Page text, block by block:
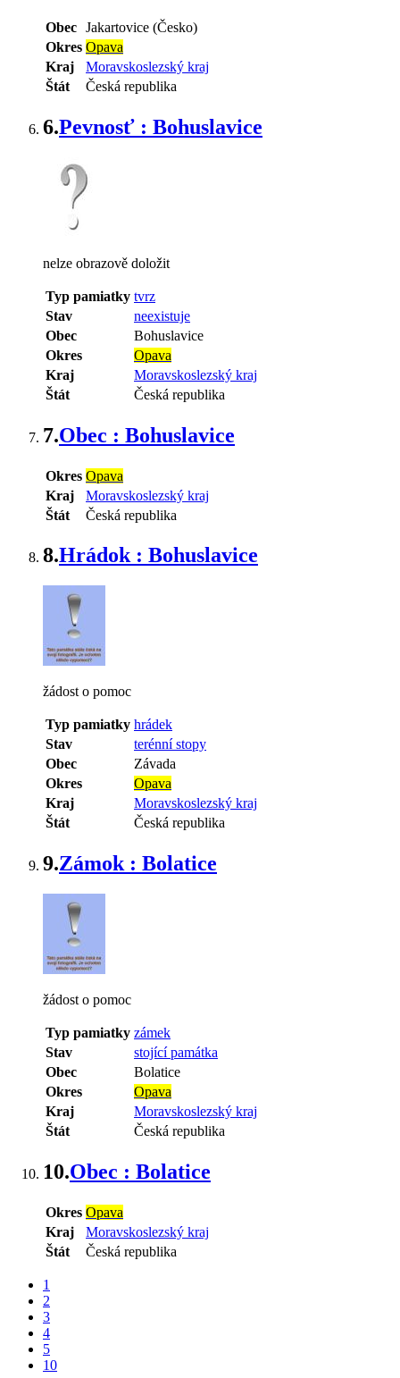
Obec Jakartovice (Česko)
Okres Opava
Kraj
Moravskoslezský kraj
Štát
Česká republika
6.Pevnosť : Bohuslavice
nelze obrazově doložit
Typ pamiatky tvrz
Stav
neexistuje
Obec
Bohuslavice
Okres
Opava
Kraj
Moravskoslezský kraj
Štát
Česká republika
7.Obec : Bohuslavice
Okres Opava
Kraj
Moravskoslezský kraj
Štát
Česká republika
8.Hrádok : Bohuslavice
žádost o pomoc
Typ pamiatky hrádek
Stav
terénní stopy
Obec
Závada
Okres
Opava
Kraj
Moravskoslezský kraj
Štát
Česká republika
9.Zámok : Bolatice
žádost o pomoc
Typ pamiatky zámek
Stav
stojící památka
Obec
Bolatice
Okres
Opava
Kraj
Moravskoslezský kraj
Štát
Česká republika
10.Obec : Bolatice
Okres Opava
Kraj
Moravskoslezský kraj
Štát
Česká republika
1
2
3
4
5
10